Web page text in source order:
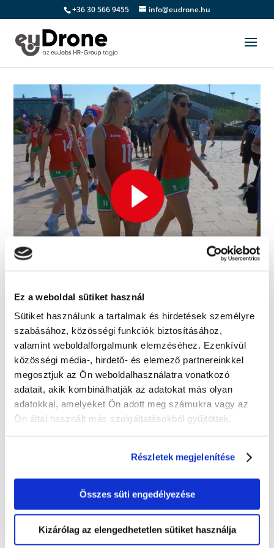
Ez a weboldal sütiket használ
Sütiket használunk a tartalmak és hirdetések személyre
szabásához, közösségi funkciók biztosításához,
valamint weboldalforgalmunk elemzéséhez. Ezenkívül
közösségi média-, hirdető- és elemező partnereinkkel
megosztjuk az Ön weboldalhasználatra vonatkozó
adatait, akik kombinálhatják az adatokat más olyan
adatokkal, amelyeket Ön adott meg számukra vagy az
Ön által használt más szolgáltatásokból gyűjtöttek.
Részletek megjelenítése
Összes süti engedélyezése
Kizárólag az elengedhetetlen sütiket használja
+36 30 566 9455 info@eudrone.hu
Női Röplabda EB videó
Női Röplabda Európa Bajnokság videó Drónvideóval
kombinált film. A Női Röplabda Európa Bajnokság
nyitófesztiválján dolgozhattunk. A drónvideókat DJI Mavic 2
Zoom és Mavic 2 PRO gépekkel végeztük. A földi felvételek
egy GoPro 4-es-ből származnak. A kezdeti borús időt...
Drónvideó – Elysée Bistro
Női Röplabda EB videó
Drónvideó az edényvarázsnak